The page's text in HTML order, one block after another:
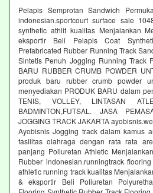
Pelapis Semprotan Sandwich
indonesian.sportcourt surface sale
synthetic athlit kualitas Menjalankan
eksportir Beli Pelapis Coat
Prefabricated Rubber Running Track
Sintetis Penuh Jogging Running Track
BARU RUBBER CRUMB POWDER
produk baru rubber crumb powder
menyediakan PRODUK BARU dalam
TENIS, VOLLEY, LINTASAN
BADMINTON,FUTSAL. JASA
JOGGING TRACK JAKARTA
Ayobisnis Jogging track dalam kamus
fasilitas olahraga dengan rata rata
panjang Poliuretan Athletic
Rubber indonesian.runningtrack
athletic running track kualitas
& eksportir Beli Poliuretan